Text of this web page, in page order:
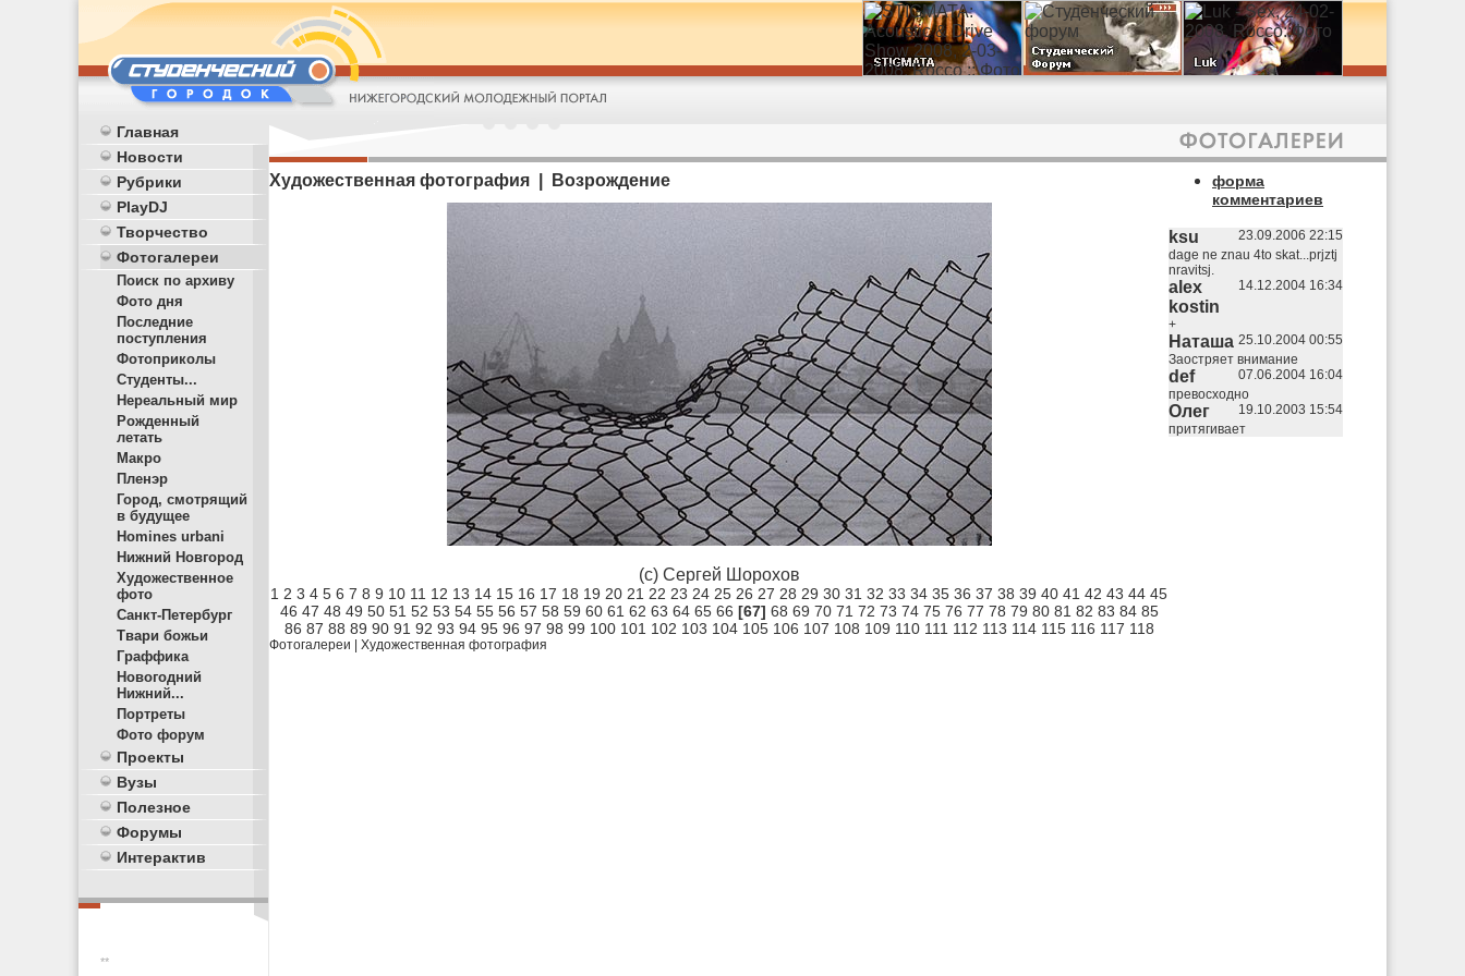
Главная
Новости
Рубрики
PlayDJ
Творчество
Фотогалереи
Поиск по архиву
Фото дня
Последние
поступления
Фотоприколы
Студенты...
Нереальный мир
Рожденный
летать
Макро
Пленэр
Город, смотрящий
в будущее
Homines urbani
Нижний Новгород
Художественное
фото
Санкт-Петербург
Твари божьи
Граффика
Новогодний
Нижний...
Портреты
Фото форум
Проекты
Вузы
Полезное
Форумы
Интерактив
**
Художественная фотография | Возрождение
(c) Сергей Шорохов
1 2 3 4 5 6 7 8 9 10 11 12 13 14 15 16 17 18 19 20 21 22 23 24 25 26 27 28 29 30 31 32 33 34 35 36 37 38 39 40 41 42 43 44 45
46 47 48 49 50 51 52 53 54 55 56 57 58 59 60 61 62 63 64 65 66 [67] 68 69 70 71 72 73 74 75 76 77 78 79 80 81 82 83 84 85
86 87 88 89 90 91 92 93 94 95 96 97 98 99 100 101 102 103 104 105 106 107 108 109 110 111 112 113 114 115 116 117 118
Фотогалереи Художественная фотография
форма
комментариев
ksu
23.09.2006 22:15
dage ne znau 4to skat...prjztj
nravitsj.
alex
kostin
14.12.2004 16:34
+
Наташа 25.10.2004 00:55
Заостряет внимание
def
07.06.2004 16:04
превосходно
Олег
19.10.2003 15:54
притягивает